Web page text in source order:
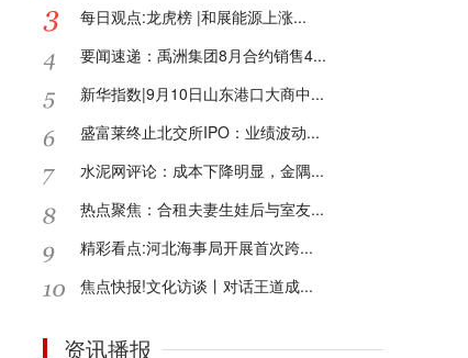
每日观点:龙虎榜 |和展能源上涨...
要闻速递：禹洲集团8月合约销售4...
新华指数|9月10日山东港口大商中...
盛富莱终止北交所IPO：业绩波动...
水泥网评论：成本下降明显，金隅...
热点聚焦：合租夫妻生娃后与室友...
精彩看点:河北海事局开展首次跨...
焦点快报!文化访谈丨对话王道成...
资讯播报